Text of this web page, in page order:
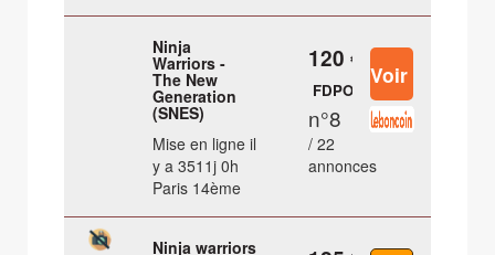
Ninja
Warriors -
The New
Generation
(SNES)
Mise en ligne il
y a 3511j 0h
Paris 14ème
120 €
FDPOUT
n°8
/ 22
annonces
Ninja warriors